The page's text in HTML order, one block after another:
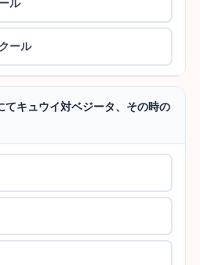
ル
ール
キュウイ対ベジータ、その時の